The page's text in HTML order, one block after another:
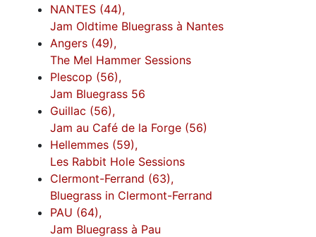
NANTES (44),
Jam Oldtime Bluegrass à Nantes
Angers (49),
The Mel Hammer Sessions
Plescop (56),
Jam Bluegrass 56
Guillac (56),
Jam au Café de la Forge (56)
Hellemmes (59),
Les Rabbit Hole Sessions
Clermont-Ferrand (63),
Bluegrass in Clermont-Ferrand
PAU (64),
Jam Bluegrass à Pau